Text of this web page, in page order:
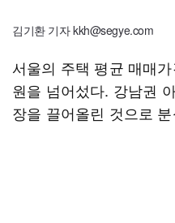
김기환 기자 kkh@segye.com
서울의 주택 평균 매매
원을 넘어섰다. 강남권
장을 끌어올린 것으로